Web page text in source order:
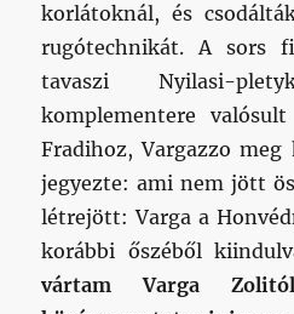
korlátoknál, és
rugótechnikát. A sors
tavaszi Nyilasi-
komplementere
Fradihoz, Vargazzo
jegyezte: ami nem jött
létrejött: Varga a
korábbi őszéből
vártam Varga